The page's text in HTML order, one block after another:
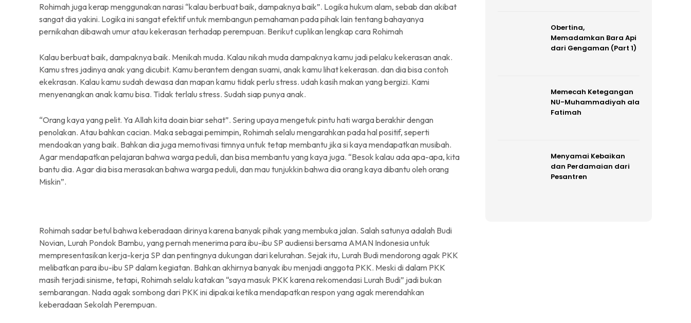
Rohimah juga kerap menggunakan narasi “kalau berbuat baik, dampaknya baik”. Logika hukum alam, sebab dan akibat
sangat dia yakini. Logika ini sangat efektif untuk membangun pemahaman pada pihak lain tentang bahayanya
pernikahan dibawah umur atau kekerasan terhadap perempuan. Berikut cuplikan lengkap cara Rohimah
Kalau berbuat baik, dampaknya baik. Menikah muda. Kalau nikah muda dampaknya kamu jadi pelaku kekerasan anak.
Kamu stres jadinya anak yang dicubit. Kamu berantem dengan suami, anak kamu lihat kekerasan. dan dia bisa contoh
ekekrasan. Kalau kamu sudah dewasa dan mapan kamu tidak perlu stress. udah kasih makan yang bergizi. Kami
menyenangkan anak kamu bisa. Tidak terlalu stress. Sudah siap punya anak.
“Orang kaya yang pelit. Ya Allah kita doain biar sehat”. Sering upaya mengetuk pintu hati warga berakhir dengan
penolakan. Atau bahkan cacian. Maka sebagai pemimpin, Rohimah selalu mengarahkan pada hal positif, seperti
mendoakan yang baik. Bahkan dia juga memotivasi timnya untuk tetap membantu jika si kaya mendapatkan musibah.
Agar mendapatkan pelajaran bahwa warga peduli, dan bisa membantu yang kaya juga. “Besok kalau ada apa-apa, kita
bantu dia. Agar dia bisa merasakan bahwa warga peduli, dan mau tunjukkin bahwa dia orang kaya dibantu oleh orang
Miskin”.
Rohimah sadar betul bahwa keberadaan dirinya karena banyak pihak yang membuka jalan. Salah satunya adalah Budi
Novian, Lurah Pondok Bambu, yang pernah menerima para ibu-ibu SP audiensi bersama AMAN Indonesia untuk
mempresentasikan kerja-kerja SP dan pentingnya dukungan dari kelurahan. Sejak itu, Lurah Budi mendorong agak PKK
melibatkan para ibu-ibu SP dalam kegiatan. Bahkan akhirnya banyak ibu menjadi anggota PKK. Meski di dalam PKK
masih terjadi sinisme, tetapi, Rohimah selalu katakan “saya masuk PKK karena rekomendasi Lurah Budi” jadi bukan
sembarangan. Nada agak sombong dari PKK ini dipakai ketika mendapatkan respon yang agak merendahkan
keberadaan Sekolah Perempuan.
Obertina,
Memadamkan Bara Api
dari Gengaman (Part 1)
Memecah Ketegangan
NU-Muhammadiyah ala
Fatimah
Menyamai Kebaikan
dan Perdamaian dari
Pesantren